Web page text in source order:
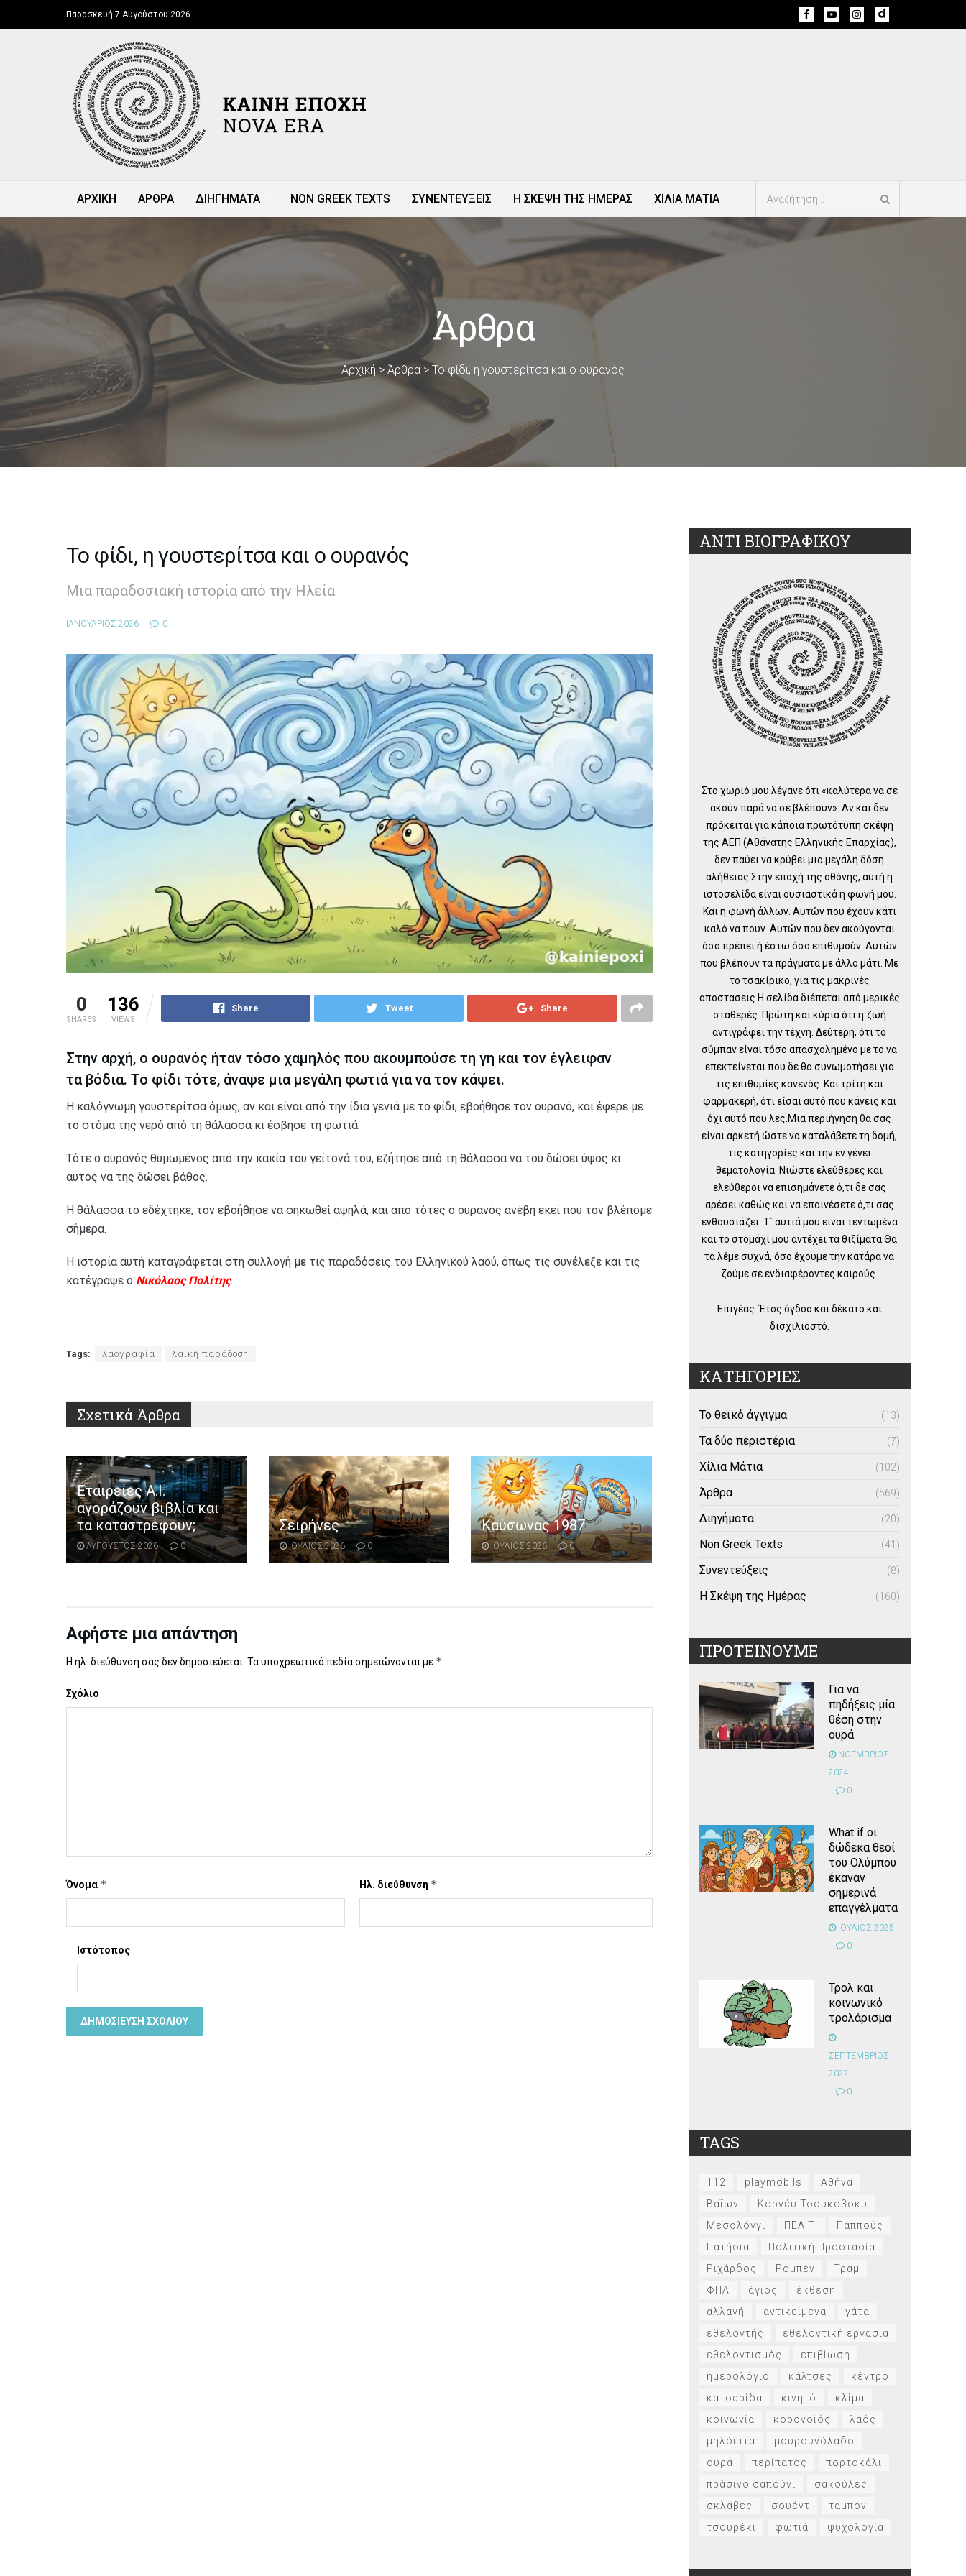
Παρασκευή 7 Αυγούστου 2026
ΑΡΧΙΚΗ ΑΡΘΡΑ ΔΙΗΓΗΜΑΤΑ NON GREEK TEXTS ΣΥΝΕΝΤΕΥΞΕΙΣ Η ΣΚΕΨΗ ΤΗΣ ΗΜΕΡΑΣ ΧΙΛΙΑ ΜΑΤΙΑ
Άρθρα
Αρχική > Άρθρα> Το φίδι, η γουστερίτσα και ο ουρανός
Το φίδι, η γουστερίτσα και ο ουρανός
Μια παραδοσιακή ιστορία από την Ηλεία
ΙΑΝΟΥΑΡΙΟΣ 2026 0
0
SHARES
136
VIEWS
Share Tweet Share
Στην αρχή, ο ουρανός ήταν τόσο χαμηλός που ακουμπούσε τη γη και τον έγλειφαν
τα βόδια. Το φίδι τότε, άναψε μια μεγάλη φωτιά για να τον κάψει.
Η καλόγνωμη γουστερίτσα όμως, αν και είναι από την ίδια γενιά με το φίδι, εβοήθησε τον ουρανό, και έφερε με
το στόμα της νερό από τη θάλασσα κι έσβησε τη φωτιά.
Τότε ο ουρανός θυμωμένος από την κακία του γείτονά του, εζήτησε από τη θάλασσα να του δώσει ύψος κι
αυτός να της δώσει βάθος.
Η θάλασσα το εδέχτηκε, τον εβοήθησε να σηκωθεί αψηλά, και από τότες ο ουρανός ανέβη εκεί που τον βλέπομε
σήμερα.
Η ιστορία αυτή καταγράφεται στη συλλογή με τις παραδόσεις του Ελληνικού λαού, όπως τις συνέλεξε και τις
κατέγραψε ο Νικόλαος Πολίτης.
Tags: λαογραφία λαϊκή παράδοση
Σχετικά Άρθρα
Εταιρείες Α.Ι.
αγοράζουν βιβλία και
τα καταστρέφουν;
ΑΥΓΟΥΣΤΟΣ 2026 0
Σειρήνες
ΙΟΥΛΙΟΣ 2026 0
Καύσωνας 1987
ΙΟΥΛΙΟΣ 2026 0
Αφήστε μια απάντηση
Η ηλ. διεύθυνση σας δεν δημοσιεύεται. Τα υποχρεωτικά πεδία σημειώνονται με *
Σχόλιο
Όνομα * Ηλ. διεύθυνση *
Ιστότοπος
ΑΝΤΙ ΒΙΟΓΡΑΦΙΚΟΥ
Στο χωριό μου λέγανε ότι «καλύτερα να σε
ακούν παρά να σε βλέπουν». Αν και δεν
πρόκειται για κάποια πρωτότυπη σκέψη
της ΑΕΠ (Αθάνατης Ελληνικής Επαρχίας),
δεν παύει να κρύβει μια μεγάλη δόση
αλήθειας.Στην εποχή της οθόνης, αυτή η
ιστοσελίδα είναι ουσιαστικά η φωνή μου.
Και η φωνή άλλων. Αυτών που έχουν κάτι
καλό να πουν. Αυτών που δεν ακούγονται
όσο πρέπει ή έστω όσο επιθυμούν. Αυτών
που βλέπουν τα πράγματα με άλλο μάτι. Με
το τσακίρικο, για τις μακρινές
αποστάσεις.Η σελίδα διέπεται από μερικές
σταθερές. Πρώτη και κύρια ότι η ζωή
αντιγράφει την τέχνη. Δεύτερη, ότι το
σύμπαν είναι τόσο απασχολημένο με το να
επεκτείνεται που δε θα συνωμοτήσει για
τις επιθυμίες κανενός. Και τρίτη και
φαρμακερή, ότι είσαι αυτό που κάνεις και
όχι αυτό που λες.Μια περιήγηση θα σας
είναι αρκετή ώστε να καταλάβετε τη δομή,
τις κατηγορίες και την εν γένει
θεματολογία. Νιώστε ελεύθερες και
ελεύθεροι να επισημάνετε ό,τι δε σας
αρέσει καθώς και να επαινέσετε ό,τι σας
ενθουσιάζει. Τ΄ αυτιά μου είναι τεντωμένα
και το στομάχι μου αντέχει τα θιξίματα.Θα
τα λέμε συχνά, όσο έχουμε την κατάρα να
ζούμε σε ενδιαφέροντες καιρούς.
Επιγέας. Έτος όγδοο και δέκατο και
δισχιλιοστό.
ΚΑΤΗΓΟΡΙΕΣ
Το θεϊκό άγγιγμα (13)
Τα δύο περιστέρια (7)
Χίλια Μάτια (102)
Άρθρα (569)
Διηγήματα (20)
Non Greek Texts (41)
Συνεντεύξεις (8)
Η Σκέψη της Ημέρας (160)
ΠΡΟΤΕΙΝΟΥΜΕ
Για να
πηδήξεις μία
θέση στην
ουρά
ΝΟΕΜΒΡΙΟΣ
2024
0
What if οι
δώδεκα θεοί
του Ολύμπου
έκαναν
σημερινά
επαγγέλματα
ΙΟΥΛΙΟΣ 2025
0
Τρολ και
κοινωνικό
τρολάρισμα
ΣΕΠΤΕΜΒΡΙΟΣ
2022
0
TAGS
112 playmobils
Αθήνα
Βαΐων
Κορνέυ Τσουκόβσκυ
Μεσολόγγι
ΠΕΛΙΤΙ
Παππούς
Πατήσια
Πολιτική Προστασία
Ριχάρδος
Ρομπέν
Τραμ
ΦΠΑ
άγιος
έκθεση
αλλαγή
αντικείμενα
γάτα
εθελοντής
εθελοντική εργασία
εθελοντισμός
επιβίωση
ημερολόγιο
κάλτσες
κέντρο
κατσαρίδα
κινητό
κλίμα
κοινωνία
κορονοϊός
λαός
μηλόπιτα
μουρουνόλαδο
ουρά
περίπατος
πορτοκάλι
πράσινο σαπούνι
σακούλες
σκλάβες
σουέντ
ταμπόν
τσουρέκι
φωτιά ψυχολογία